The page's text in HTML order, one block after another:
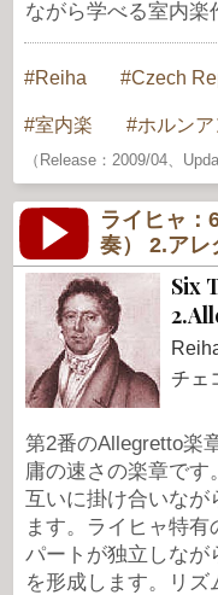
ながら学べる室内楽
Reiha Czech
室内楽 ホルン
（Release：2009/04、
ライヒャ：
奏） 2.アレ
Six
チェ
第2番のAllegretto楽
庸の速さの楽章で
互いに掛け合いなが
ます。ライヒャ特
パートが独立しなが
を形成します。リズ